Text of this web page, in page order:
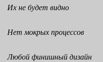
Их не будет видно
Нет мокрых процессов
Любой финишный дизайн